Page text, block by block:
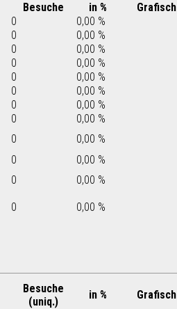
Besuche in %
Grafisch
0
0,00 %
0
0,00 %
0
0,00 %
0
0,00 %
0
0,00 %
0
0,00 %
0
0,00 %
0
0,00 %
0
0,00 %
0
0,00 %
0
0,00 %
0 0,00 %
Besuche
(uniq.)
in %
Grafisch